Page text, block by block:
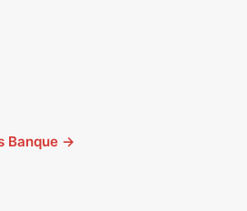
Banque →